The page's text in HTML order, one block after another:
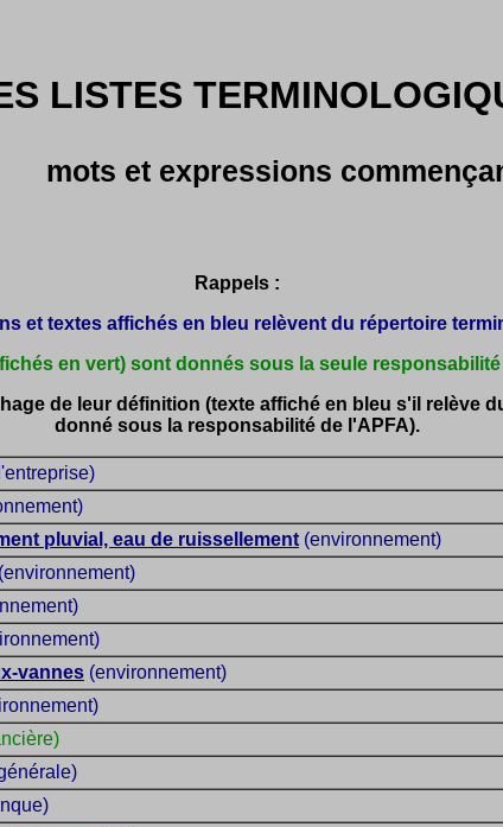
LISTES
mots et expressions
Rappels :
et textes affichés en bleu relèvent du répertoire
en vert) sont donnés sous la seule
de leur définition (texte affiché en bleu s'il relève
donné sous la responsabilité de l'APFA).
pluvial, eau de ruissellement (environnement)
(environnement)
vannes (environnement)